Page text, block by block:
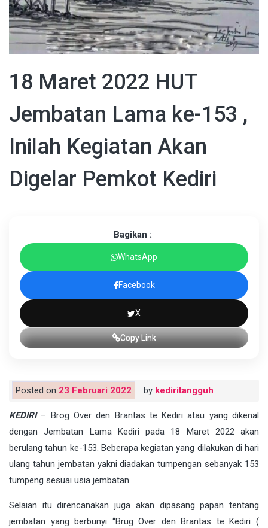
18 Maret 2022 HUT
Jembatan Lama ke-153 ,
Inilah Kegiatan Akan
Digelar Pemkot Kediri
Bagikan :
WhatsApp
Facebook
X
Copy Link
Posted on 23 Februari 2022 by kediritangguh
KEDIRI– Brog Over den Brantas te Kediri atau yang dikenal
dengan Jembatan Lama Kediri pada 18 Maret 2022 akan
berulang tahun ke-153. Beberapa kegiatan yang dilakukan di hari
ulang tahun jembatan yakni diadakan tumpengan sebanyak 153
tumpeng sesuai usia jembatan.
Selaian itu direncanakan juga akan dipasang papan tentang
jembatan yang berbunyi “Brug Over den Brantas te Kediri (